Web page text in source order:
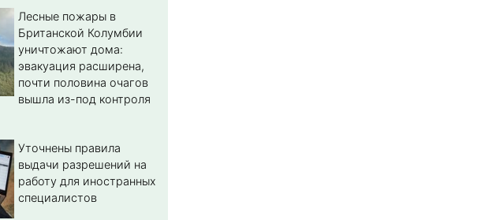
Лесные пожары в
Британской Колумбии
уничтожают дома:
эвакуация расширена,
почти половина очагов
вышла из-под контроля
Уточнены правила
выдачи разрешений на
работу для иностранных
специалистов